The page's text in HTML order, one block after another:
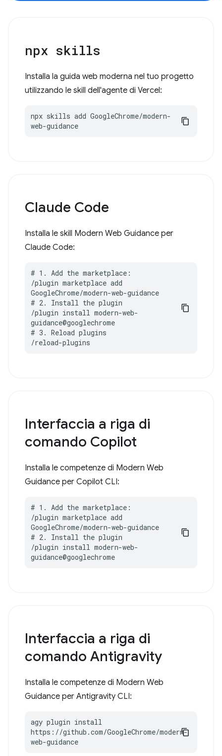
npx skills
Installa la guida web moderna nel tuo progetto
utilizzando le skill dell'agente di Vercel:
npx skills add GoogleChrome/modern-
web-guidance
Claude Code
Installa le skill Modern Web Guidance per
Claude Code:
# 1. Add the marketplace:
/plugin marketplace add
GoogleChrome/modern-web-guidance
# 2. Install the plugin
/plugin install modern-web-
guidance@googlechrome
# 3. Reload plugins
/reload-plugins
Interfaccia a riga di
comando Copilot
Installa le competenze di Modern Web
Guidance per Copilot CLI:
# 1. Add the marketplace:
/plugin marketplace add
GoogleChrome/modern-web-guidance
# 2. Install the plugin
/plugin install modern-web-
guidance@googlechrome
Interfaccia a riga di
comando Antigravity
Installa le competenze di Modern Web
Guidance per Antigravity CLI:
agy plugin install
https://github.com/GoogleChrome/modern-
web-guidance